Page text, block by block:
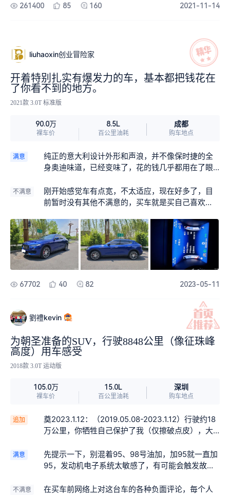
261400 85 160 2021-11-14
liuhaoxin创业冒险家
开着特别扎实有爆发力的车，基本都把钱花在
了你看不到的地方。
2021款 3.0T 标准版
90.0万
裸车价
8.5L
百公里油耗
成都
购车地点
满意
纯正的意大利设计外形和声浪，并不像保时捷的全
身奥迪味道，已经变味了，花的钱几乎都用在了眼
没有顿挫感，刹车没有异响，车内目前没有网上写
手写的异响，内饰特别耐看，没有花里胡哨但不经
况，自己目前也没有遇到，所以开着放心，油耗也
不高，下面图片是上路油耗。每次心情烦躁时只要
一点火，听着有质感的轰鸣声，心情就好了很多。
不满意
刚开始感觉车有点宽，不太适应，现在好多了，目
前暂时没有其他不满意的，买车就是买自己喜欢
67702 40 82 2023-05-11
劉禮kevin
为朝圣准备的SUV，行驶8848公里（像征珠峰
高度）用车感受
2018款 3.0T 运动版
105.0万
裸车价
15.0L
百公里油耗
深圳
购车地点
追加
奠2023.1.12：（2019.05.08-2023.1.12）行驶约18
万公里，你牺牲自己保护了我（仅擦破点皮），大
教人，一次就够，希望各位司机能像我一样吸取本
次车祸教训：雨天路滑，在高速上一定要适当降低
是非常危险的，老司机是越开越慢，共勉！！ 感谢
满意
先提示一下，别混着95、98号油加，加95就一直加
95，发动机电子系统太敏感了，有可能会触发故障
动力澎拜！我从小就喜欢法拉利，是法拉利的忠实
不满意 在买车前网络上对这台车的各种负面评论，毎个人